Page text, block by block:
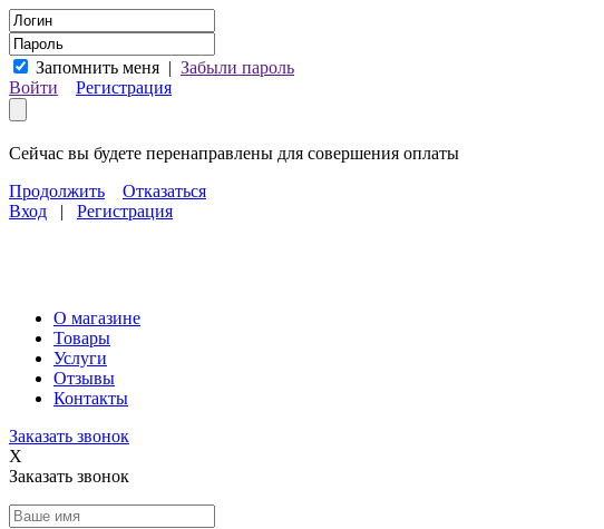
Запомнить меня | Забыли пароль
Войти
Регистрация
Сейчас вы будете перенаправлены для совершения оплаты
Продолжить
Отказаться
Вход | Регистрация
О магазине
Товары
Услуги
Отзывы
Контакты
Заказать звонок
X
Заказать звонок